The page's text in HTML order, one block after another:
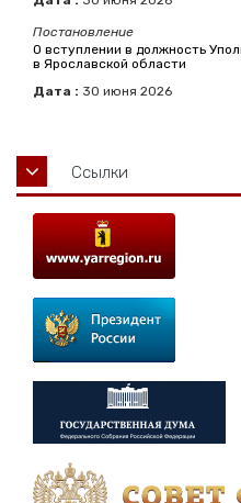
Постановление
О вступлении в должность
в Ярославской области
Дата : 30 июня 2026
Ссылки